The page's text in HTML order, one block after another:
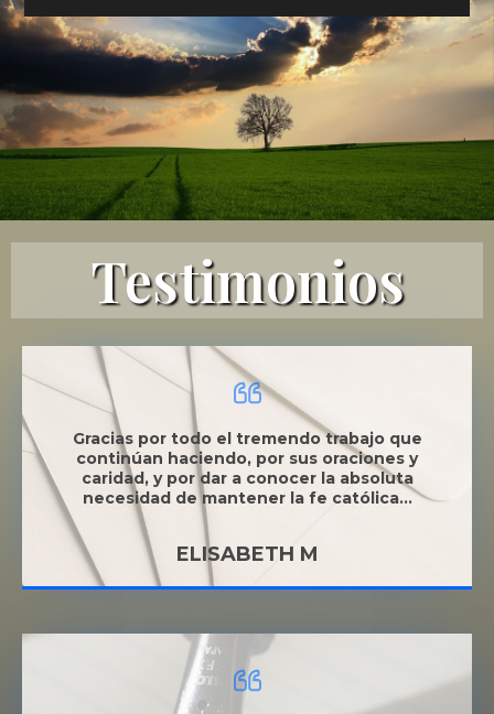
Testimonios
Gracias por todo el tremendo trabajo que
continúan haciendo, por sus oraciones y
caridad, y por dar a conocer la absoluta
necesidad de mantener la fe católica...
ELISABETH M